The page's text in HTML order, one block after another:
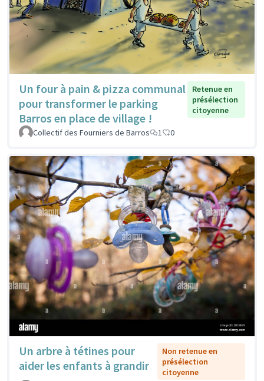
Un four à pain & pizza communal
pour transformer le parking
Barros en place de village !
Retenue en
présélection
citoyenne
Collectif des Fourniers de Barros 1 0
Un arbre à tétines pour
aider les enfants à grandir
Non retenue en
présélection
citoyenne